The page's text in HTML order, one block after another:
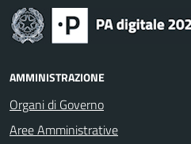
AMMINISTRAZIONE
Organi di Governo
Aree Amministrative